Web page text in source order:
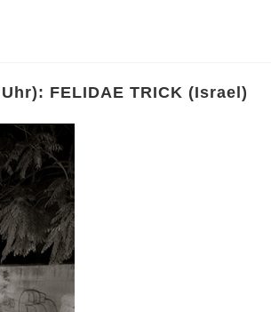
FELIDAE TRICK (Israel)